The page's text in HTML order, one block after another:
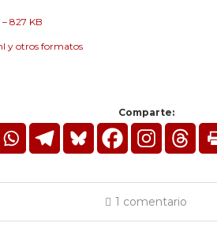
827 KB
y otros formatos
Comparte:
1 comentario